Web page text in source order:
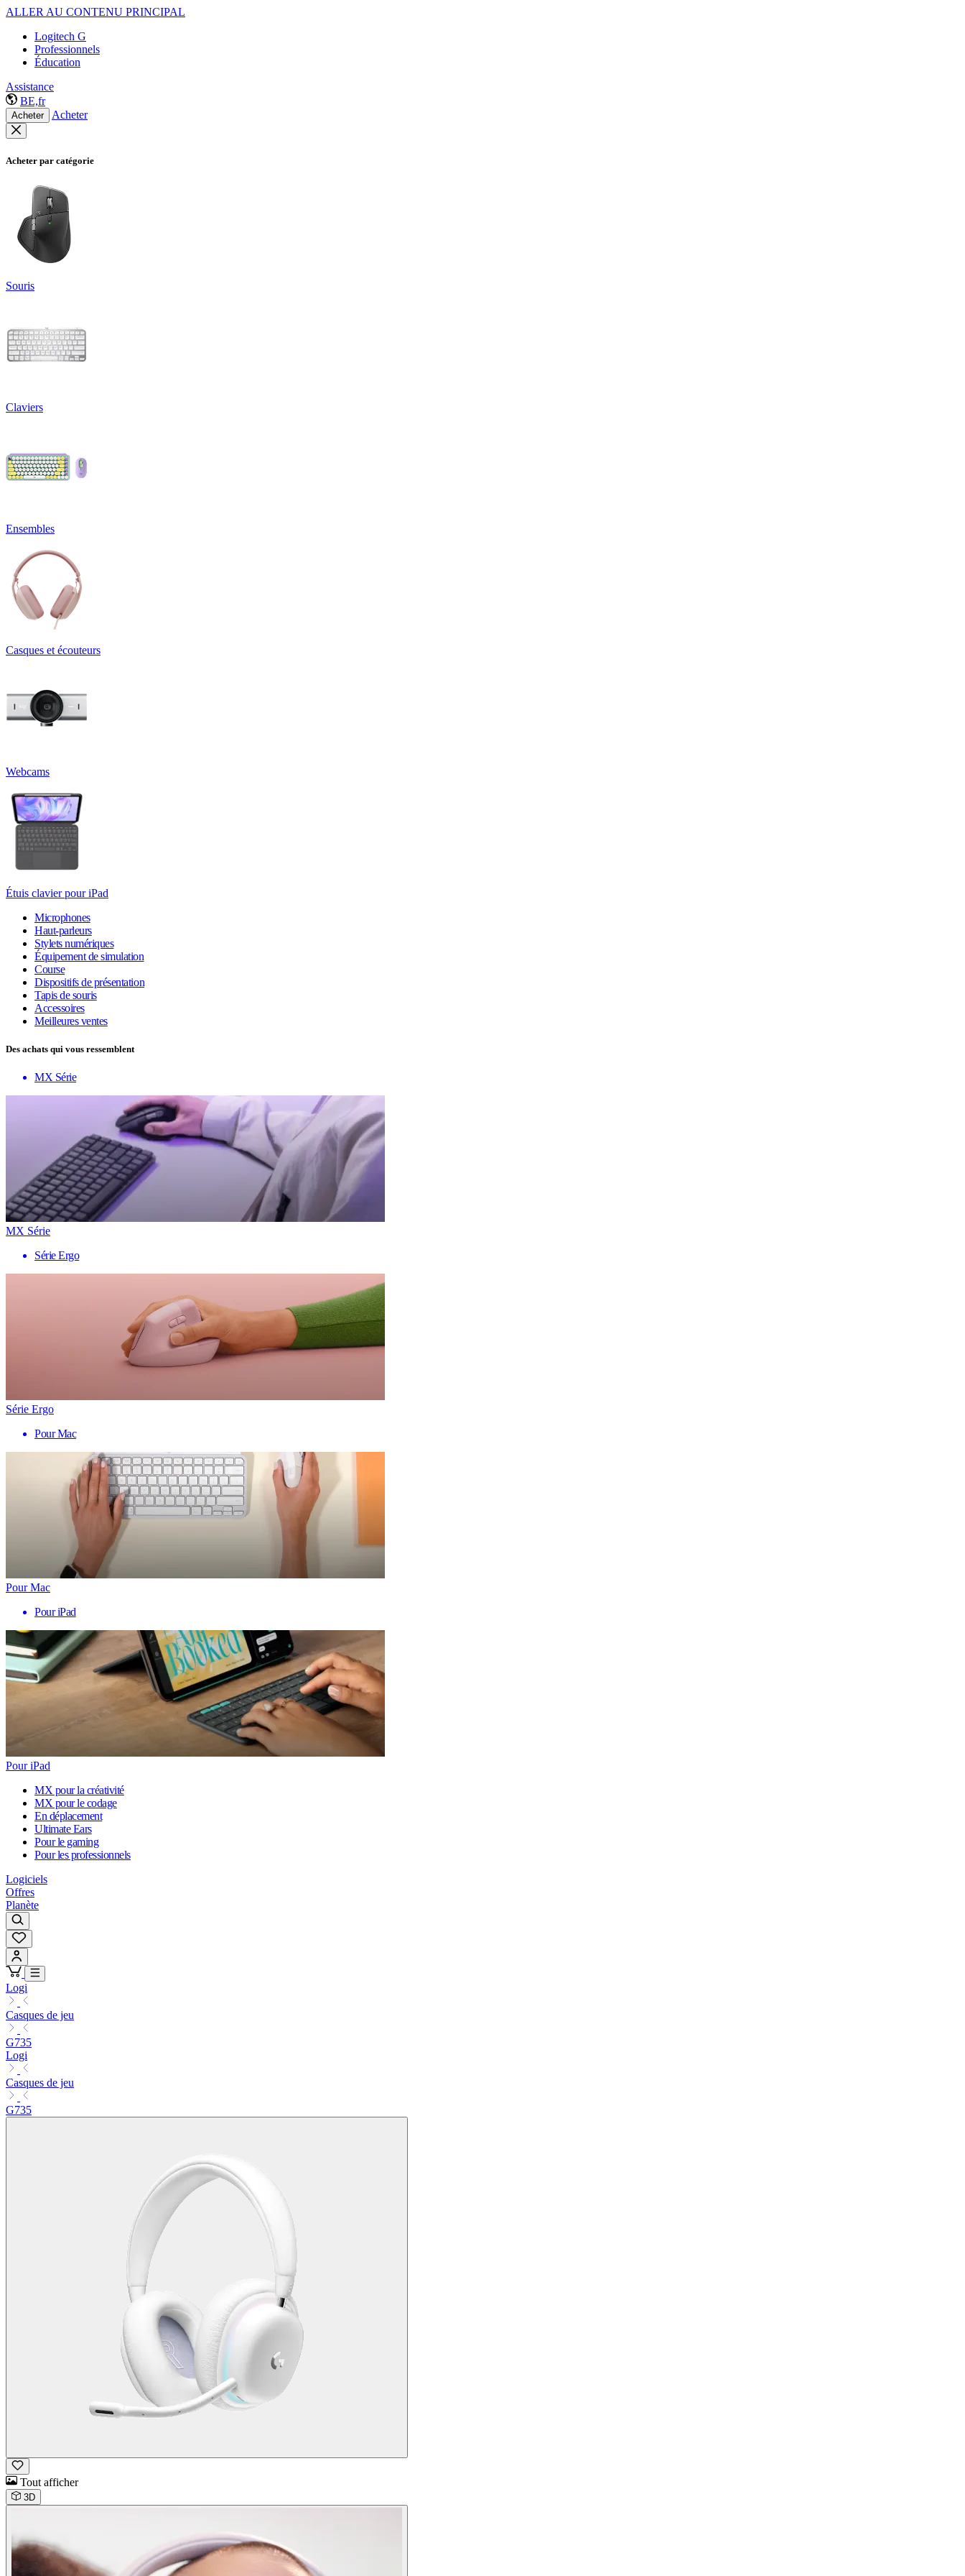
ALLER AU CONTENU PRINCIPAL
Logitech G
Professionnels
Éducation
Assistance
BE,fr
Acheter Acheter
Acheter par catégorie
Souris
Claviers
Ensembles
Casques et écouteurs
Webcams
Étuis clavier pour iPad
Microphones
Haut-parleurs
Stylets numériques
Équipement de simulation
Course
Dispositifs de présentation
Tapis de souris
Accessoires
Meilleures ventes
Des achats qui vous ressemblent
MX Série
MX Série
Série Ergo
Série Ergo
Pour Mac
Pour Mac
Pour iPad
Pour iPad
MX pour la créativité
MX pour le codage
En déplacement
Ultimate Ears
Pour le gaming
Pour les professionnels
Logiciels
Offres
Planète
Logi
Casques de jeu
G735
Logi
Casques de jeu
G735
Tout afficher
3D